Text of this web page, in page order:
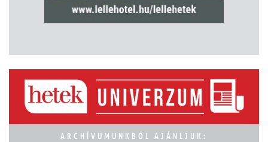
ARCHÍVUMUNKBÓL AJÁNLJUK: